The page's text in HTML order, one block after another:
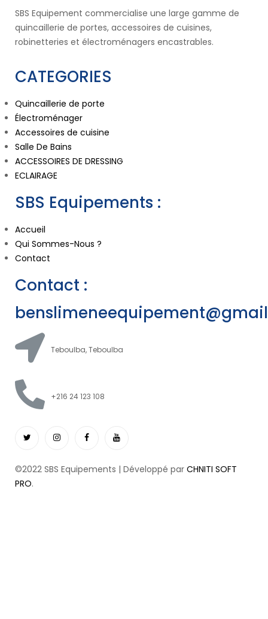
SBS Equipement commercialise une large gamme de
quincaillerie de portes, accessoires de cuisines,
robinetteries et électroménagers encastrables.
CATEGORIES
Quincaillerie de porte
Électroménager
Accessoires de cuisine
Salle De Bains
ACCESSOIRES DE DRESSING
ECLAIRAGE
SBS Equipements :
Accueil
Qui Sommes-Nous ?
Contact
Contact :
Teboulba, Teboulba
+216 24 123 108
©2022 SBS Equipements | Développé par CHNITI SOFT
PRO.